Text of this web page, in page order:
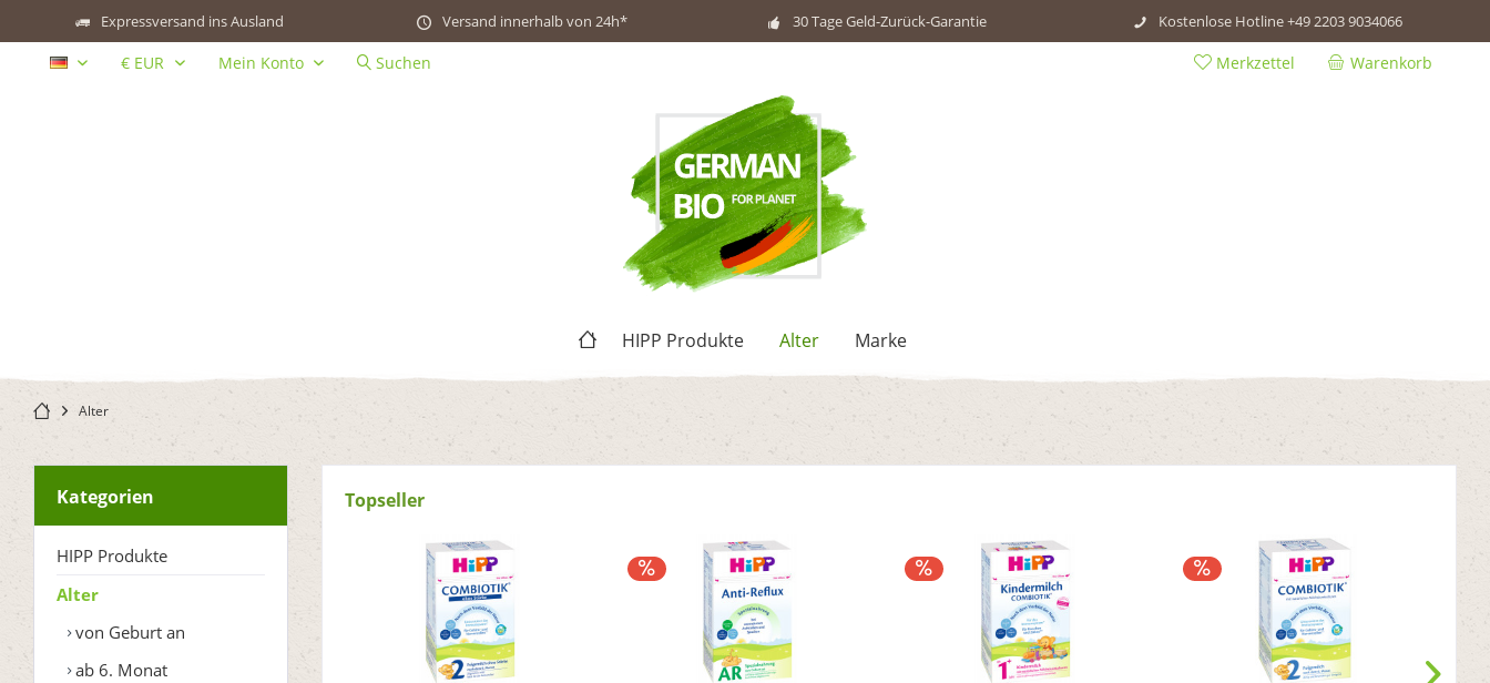
Expressversand ins Ausland Versand innerhalb von 24h* 30 Tage Geld-Zurück-Garantie Kostenlose Hotline +49 2203 9034066
Warenkorb
Merkzettel
Mein Konto Suchen
HIPP Produkte Alter Marke
Alter
Kategorien
HIPP Produkte
Alter
von Geburt an
ab 6. Monat
Topseller